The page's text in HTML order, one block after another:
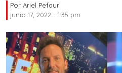
Por Ariel Pefaur
junio 17, 2022 - 1:35 pm